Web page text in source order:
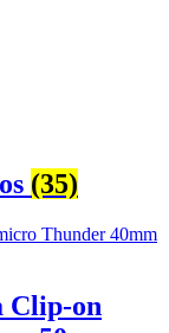
(35)
Clip-on